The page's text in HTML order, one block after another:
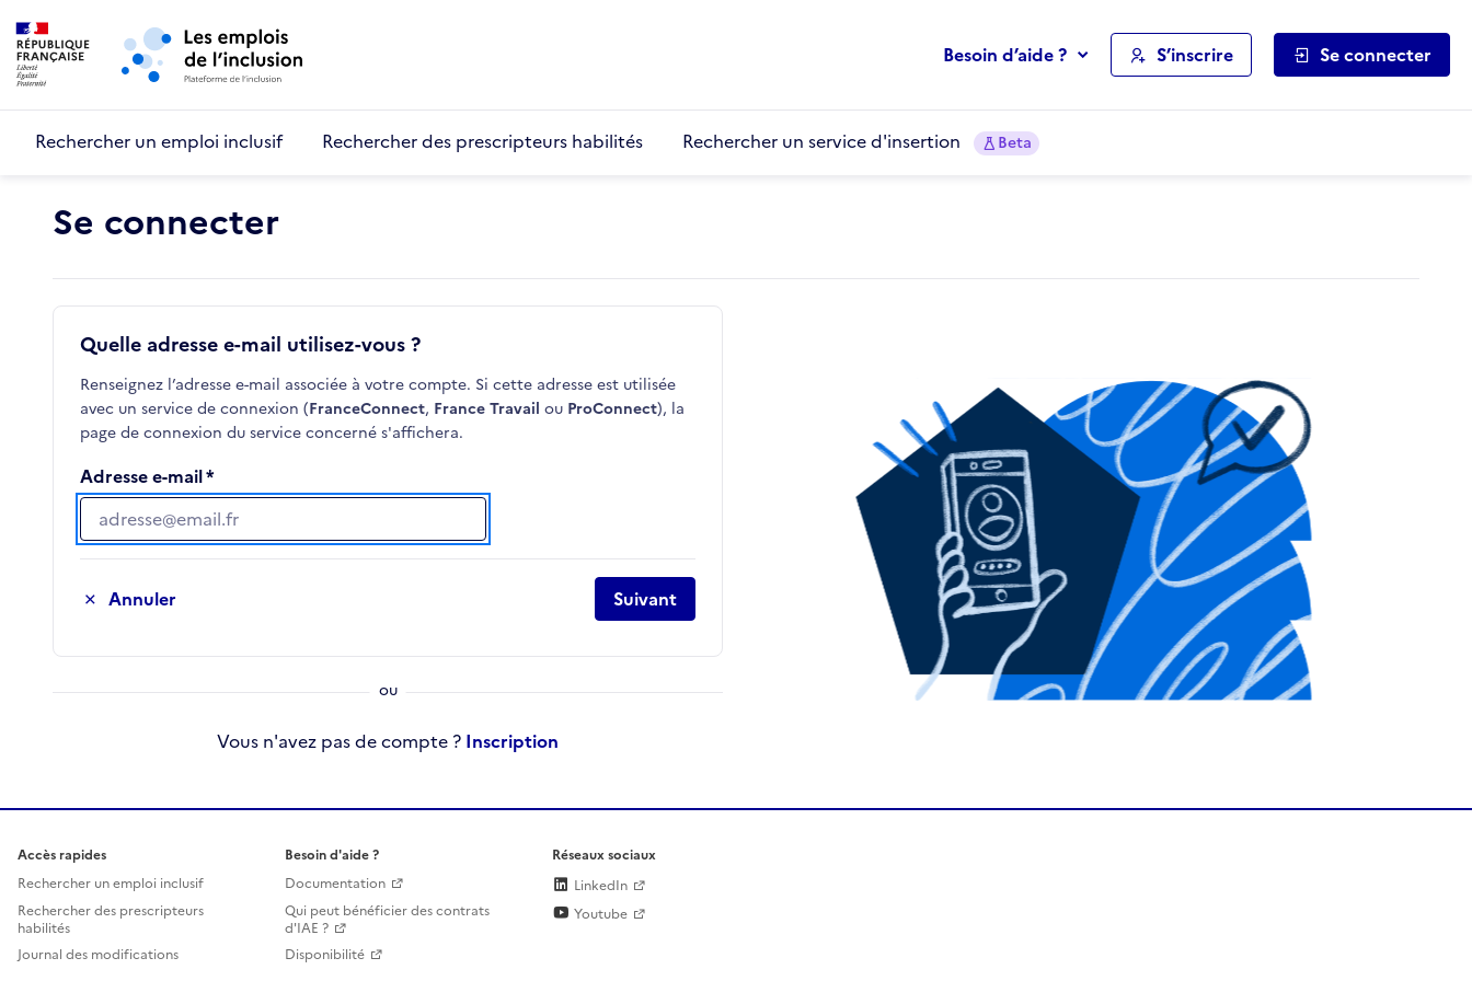
Aller au menu principal
Besoin d’aide ? S’inscrire Se connecter
Rechercher un emploi inclusif Rechercher des prescripteurs habilités Rechercher un service d'insertion Beta
Se connecter
Quelle adresse e-mail utilisez-vous ?
Renseignez l’adresse e-mail associée à votre compte. Si cette adresse est utilisée
avec un service de connexion (FranceConnect, France Travail ou ProConnect), la
page de connexion du service concerné s'affichera.
Adresse e-mail
Adresse e-mail
Annuler Suivant
Vous n'avez pas de compte ? Inscription
Accès rapides
Rechercher un emploi inclusif
Rechercher des prescripteurs
habilités
Journal des modifications
Besoin d'aide ?
Documentation
Qui peut bénéficier des contrats
d'IAE ?
Disponibilité
Réseaux sociaux
LinkedIn
Youtube